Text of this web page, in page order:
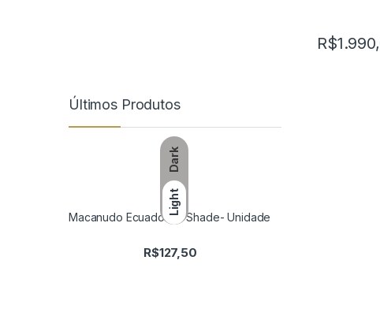
Dark
Light
R$
Últimos Produtos
Macanudo Ecuadorian Shade- Unidade
R$127,50